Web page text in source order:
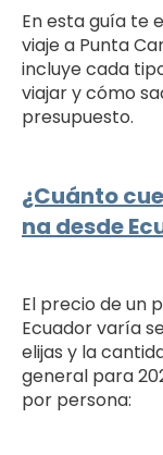
En esta guía te
viaje a Punta
incluye cada
viajar y cómo
presupuesto.
¿Cuánto
na desde
El precio de un
Ecuador varía
elijas y la
general para
por persona: